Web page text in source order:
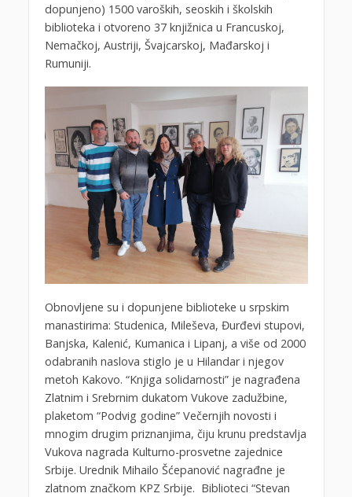
dopunjeno) 1500 varoških, seoskih i školskih
biblioteka i otvoreno 37 knjižnica u Francuskoj,
Nemačkoj, Austriji, Švajcarskoj, Mađarskoj i
Rumuniji.
Obnovljene su i dopunjene biblioteke u srpskim
manastirima: Studenica, Mileševa, Đurđevi stupovi,
Banjska, Kalenić, Kumanica i Lipanj, a više od 2000
odabranih naslova stiglo je u Hilandar i njegov
metoh Kakovo. “Knjiga solidarnosti” je nagrađena
Zlatnim i Srebrnim dukatom Vukove zadužbine,
plaketom “Podvig godine” Večernjih novosti i
mnogim drugim priznanjima, čiju krunu predstavlja
Vukova nagrada Kulturno-prosvetne zajednice
Srbije. Urednik Mihailo Šćepanović nagrađne je
zlatnom značkom KPZ Srbije. Biblioteci “Stevan